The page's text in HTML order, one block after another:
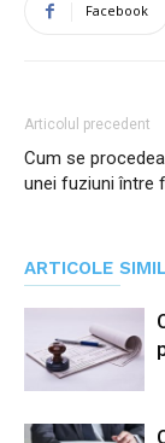
Facebook
Articolul precedent
Cum se
unei fuziuni între
ARTICOLE